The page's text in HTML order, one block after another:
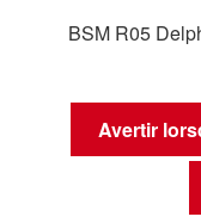
BSM R05
Avertir